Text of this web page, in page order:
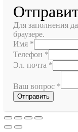
Для заполнения
браузере.
Имя *
Телефон *
Эл. почта *
Ваш вопрос *
Отправить